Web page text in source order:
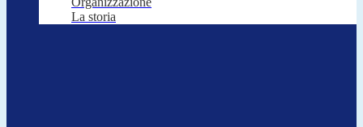
La storia